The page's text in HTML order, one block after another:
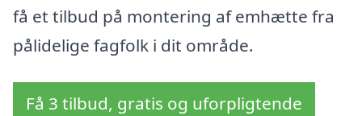
få et tilbud på montering af emhætte fra
pålidelige fagfolk i dit område.
Få 3 tilbud, gratis og uforpligtende